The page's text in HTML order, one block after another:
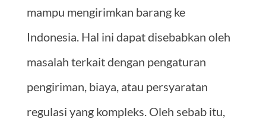
mampu mengirimkan barang ke
Indonesia. Hal ini dapat disebabkan oleh
masalah terkait dengan pengaturan
pengiriman, biaya, atau persyaratan
regulasi yang kompleks. Oleh sebab itu,